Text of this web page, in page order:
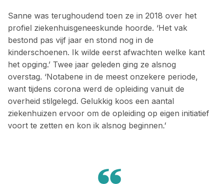
Sanne was terughoudend toen ze in 2018 over het
profiel ziekenhuisgeneeskunde hoorde. ‘Het vak
bestond pas vijf jaar en stond nog in de
kinderschoenen. Ik wilde eerst afwachten welke kant
het opging.’ Twee jaar geleden ging ze alsnog
overstag. ‘Notabene in de meest onzekere periode,
want tijdens corona werd de opleiding vanuit de
overheid stilgelegd. Gelukkig koos een aantal
ziekenhuizen ervoor om de opleiding op eigen initiatief
voort te zetten en kon ik alsnog beginnen.’